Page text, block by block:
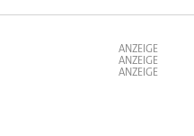
ANZEIGE
ANZEIGE
ANZEIGE